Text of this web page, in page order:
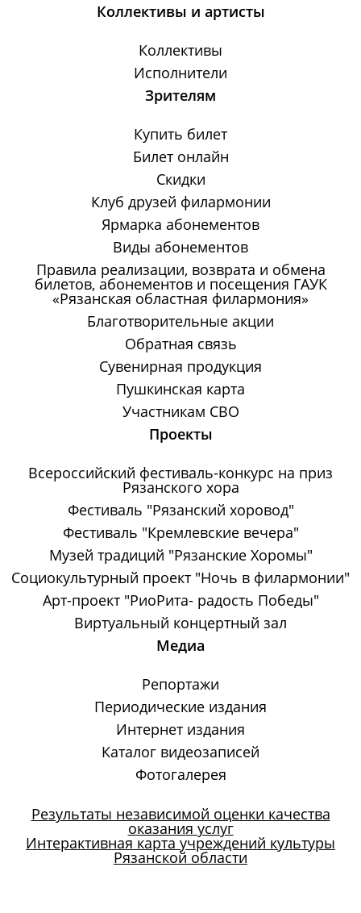
Коллективы и артисты
Коллективы
Исполнители
Зрителям
Купить билет
Билет онлайн
Скидки
Клуб друзей филармонии
Ярмарка абонементов
Виды абонементов
Правила реализации, возврата и обмена
билетов, абонементов и посещения ГАУК
«Рязанская областная филармония»
Благотворительные акции
Обратная связь
Сувенирная продукция
Пушкинская карта
Участникам СВО
Проекты
Всероссийский фестиваль-конкурс на приз
Рязанского хора
Фестиваль "Рязанский хоровод"
Фестиваль "Кремлевские вечера"
Музей традиций "Рязанские Хоромы"
Социокультурный проект "Ночь в филармонии"
Арт-проект "РиоРита- радость Победы"
Виртуальный концертный зал
Медиа
Репортажи
Периодические издания
Интернет издания
Каталог видеозаписей
Фотогалерея
Результаты независимой оценки качества
оказания услуг
Интерактивная карта учреждений культуры
Рязанской области